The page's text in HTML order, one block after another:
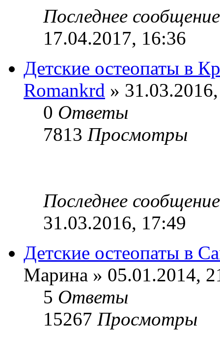
Последнее
17.04.2017, 16:36
Детские остеопаты в
Romankrd »
0 Ответы
7813 Просмотры
Последнее
31.03.2016, 17:49
Детские остеопаты в
Марина » 05.01.2014,
5 Ответы
15267 Просмотры